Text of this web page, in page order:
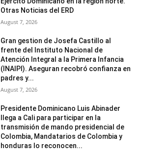
Otras Noticias del ERD
August 7, 2026
Gran gestion de Josefa Castillo al
frente del Instituto Nacional de
Atención Integral a la Primera Infancia
(INAIPI). Aseguran recobró confianza en
padres y...
August 7, 2026
Presidente Dominicano Luis Abinader
llega a Cali para participar en la
transmisión de mando presidencial de
Colombia, Mandatarios de Colombia y
honduras lo reconocen...